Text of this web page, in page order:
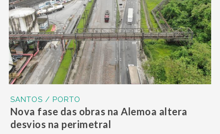
SANTOS / PORTO
Nova fase das obras na Alemoa altera
desvios na perimetral